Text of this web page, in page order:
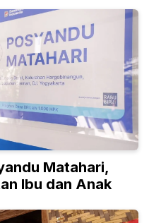
Matahari,
Ibu dan Anak